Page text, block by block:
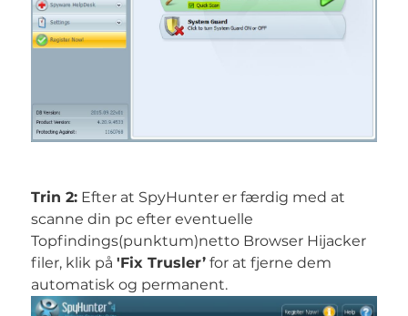
Trin 2:Efter at SpyHunter er færdig med at
scanne din pc efter eventuelle
Topfindings(punktum)netto Browser Hijacker
filer, klik på 'Fix Trusler’for at fjerne dem
automatisk og permanent.